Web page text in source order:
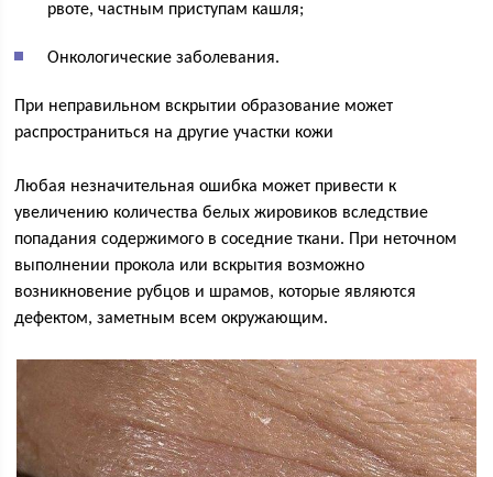
рвоте, частным приступам кашля;
Онкологические заболевания.
При неправильном вскрытии образование может
распространиться на другие участки кожи
Любая незначительная ошибка может привести к
увеличению количества белых жировиков вследствие
попадания содержимого в соседние ткани. При неточном
выполнении прокола или вскрытия возможно
возникновение рубцов и шрамов, которые являются
дефектом, заметным всем окружающим.